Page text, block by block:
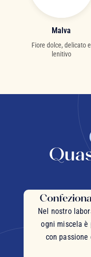
Malva
Fiore dolce, delicato e
lenitivo
Nel nostro
ogni miscela è
con